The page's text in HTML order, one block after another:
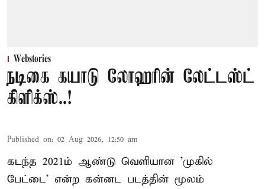
Webstories
நடிகை கயாடு லோஹரின் லேட்டஸ்ட்
கிளிக்ஸ்..!
Published on: 02 Aug 2026, 12:50 am
கடந்த 2021ம் ஆண்டு வெளியான 'முகில்
பேட்டை' என்ற கன்னட படத்தின் மூலம்